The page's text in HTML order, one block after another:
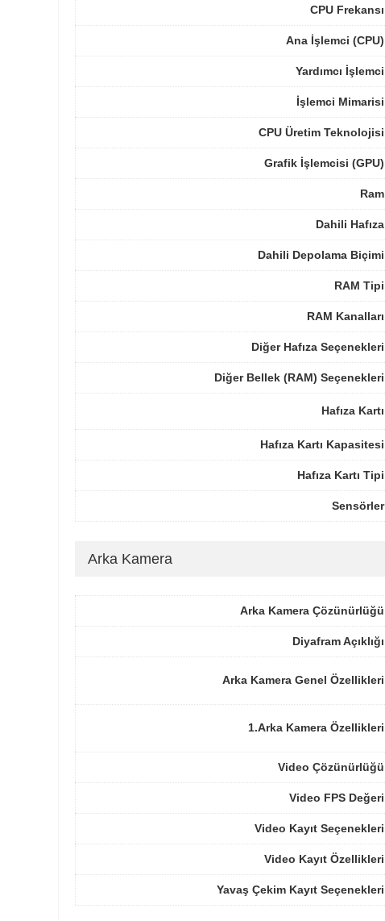
CPU Frekansı
Ana İşlemci (CPU)
Yardımcı İşlemci
İşlemci Mimarisi
CPU Üretim Teknolojisi
Grafik İşlemcisi (GPU)
Ram
Dahili Hafıza
Dahili Depolama Biçimi
RAM Tipi
RAM Kanalları
Diğer Hafıza Seçenekleri
Diğer Bellek (RAM) Seçenekleri
Hafıza Kartı
Hafıza Kartı Kapasitesi
Hafıza Kartı Tipi
Sensörler
Arka Kamera
Arka Kamera Çözünürlüğü
Diyafram Açıklığı
Arka Kamera Genel Özellikleri
1.Arka Kamera Özellikleri
Video Çözünürlüğü
Video FPS Değeri
Video Kayıt Seçenekleri
Video Kayıt Özellikleri
Yavaş Çekim Kayıt Seçenekleri